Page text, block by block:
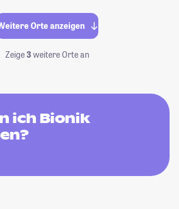
Orte anzeigen
Zeige3weitere Orte an
ich Bionik